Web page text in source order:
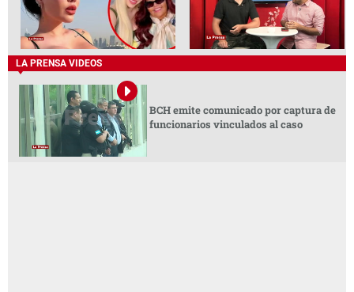
LA PRENSA VIDEOS
BCH emite comunicado por captura de
funcionarios vinculados al caso